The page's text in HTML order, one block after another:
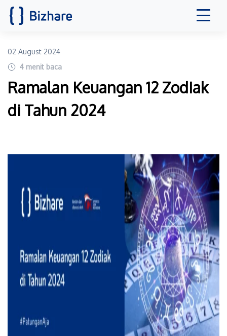
02 August 2024
4 menit baca
Ramalan Keuangan 12 Zodiak
di Tahun 2024